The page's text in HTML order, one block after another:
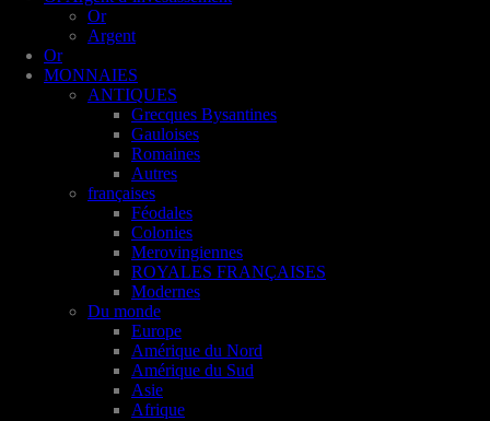
Or
Argent
Or
MONNAIES
ANTIQUES
Grecques Bysantines
Gauloises
Romaines
Autres
françaises
Féodales
Colonies
Merovingiennes
ROYALES FRANÇAISES
Modernes
Du monde
Europe
Amérique du Nord
Amérique du Sud
Asie
Afrique